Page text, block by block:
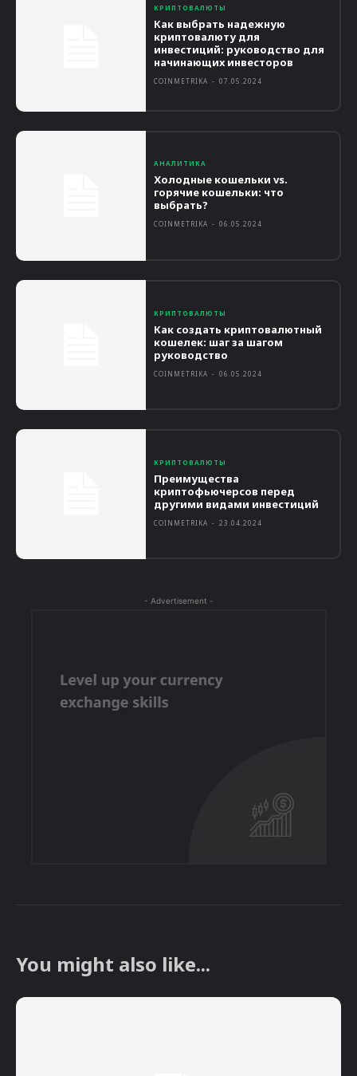
КРИПТОВАЛЮТЫ
Как выбрать надежную
криптовалюту для
инвестиций: руководство для
начинающих инвесторов
COINMETRIKA - 07.05.2024
АНАЛИТИКА
Холодные кошельки vs.
горячие кошельки: что
выбрать?
COINMETRIKA - 06.05.2024
КРИПТОВАЛЮТЫ
Как создать криптовалютный
кошелек: шаг за шагом
руководство
COINMETRIKA - 06.05.2024
КРИПТОВАЛЮТЫ
Преимущества
криптофьючерсов перед
другими видами инвестиций
COINMETRIKA - 23.04.2024
- Advertisement -
You might also like...